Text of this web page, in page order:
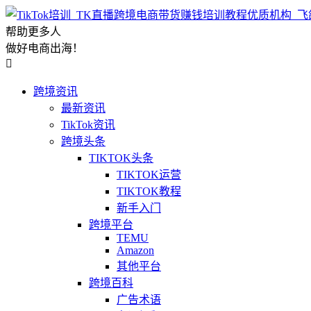
帮助更多人
做好电商出海！

跨境资讯
最新资讯
TikTok资讯
跨境头条
TIKTOK头条
TIKTOK运营
TIKTOK教程
新手入门
跨境平台
TEMU
Amazon
其他平台
跨境百科
广告术语